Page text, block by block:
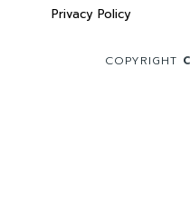
Privacy Policy
COPYRIGHT